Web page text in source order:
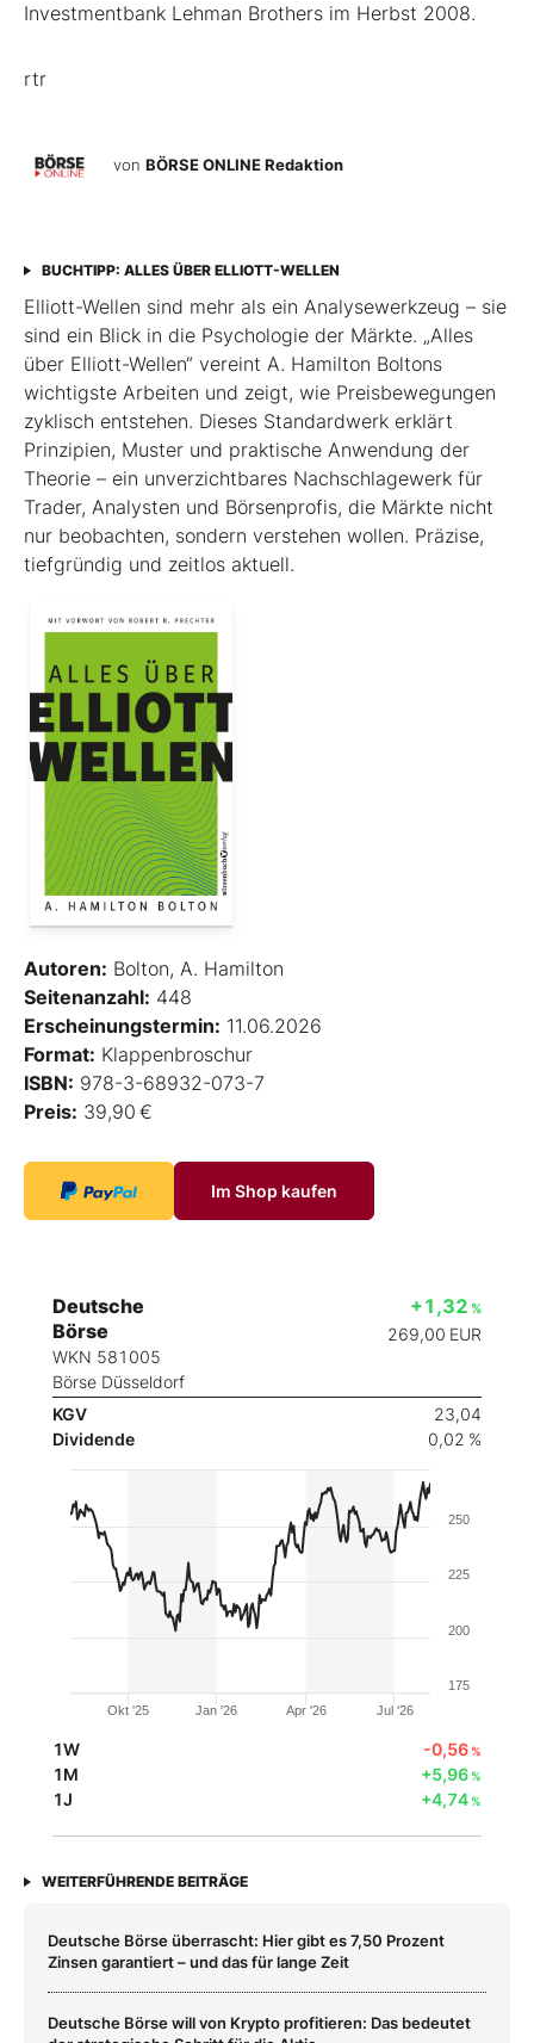
Investmentbank Lehman Brothers im Herbst 2008.
rtr
von BÖRSE ONLINE Redaktion
BUCHTIPP: ALLES ÜBER ELLIOTT-WELLEN
Elliott-Wellen sind mehr als ein Analysewerkzeug – sie
sind ein Blick in die Psychologie der Märkte. „Alles
über Elliott-Wellen“ vereint A. Hamilton Boltons
wichtigste Arbeiten und zeigt, wie Preisbewegungen
zyklisch entstehen. Dieses Standardwerk erklärt
Prinzipien, Muster und praktische Anwendung der
Theorie – ein unverzichtbares Nachschlagewerk für
Trader, Analysten und Börsenprofis, die Märkte nicht
nur beobachten, sondern verstehen wollen. Präzise,
tiefgründig und zeitlos aktuell.
Autoren: Bolton, A. Hamilton
Seitenanzahl: 448
Erscheinungstermin: 11.06.2026
Format: Klappenbroschur
ISBN: 978-3-68932-073-7
Preis: 39,90 €
Im Shop kaufen
Deutsche
Börse
WKN 581005
Börse Düsseldorf
+1,32 %
269,00 EUR
KGV
23,04
Dividende
0,02 %
Okt '25 Jan '26 Apr '26 Jul '26
175
200
225
250
1W -0,56%
1M +5,96%
1J +4,74%
WEITERFÜHRENDE BEITRÄGE
Deutsche Börse überrascht: Hier gibt es 7,50 Prozent
Zinsen garantiert – und das für lange Zeit
Deutsche Börse will von Krypto profitieren: Das bedeutet